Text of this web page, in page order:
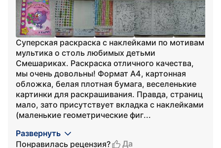
Суперская раскраска с наклейками по мотивам
мультика о столь любимых детьми
Смешариках. Раскраска отличного качества,
мы очень довольны! Формат А4, картонная
обложка, белая плотная бумага, веселенькие
картинки для раскрашивания. Правда, страниц
мало, зато присутствует вкладка с наклейками
(маленькие геометрические фиг...
Развернуть
Понравилась рецензия?
Да